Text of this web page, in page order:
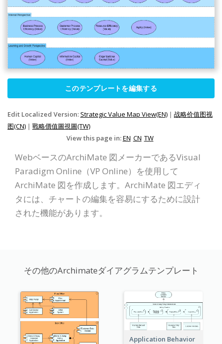
このテンプレートを編集する
Edit Localized Version: Strategic Value Map View(EN) | 战略价值图视
图(CN) | 戰略價值圖視圖(TW)
View this page in:EN CN TW
WebベースのArchiMate 図メーカーであるVisual
Paradigm Online（VP Online）を使用して
ArchiMate 図を作成します。ArchiMate 図エディ
タには、チャートの編集を容易にするために設計
された機能があります。
その他のArchimateダイアグラムテンプレート
Application Behavior